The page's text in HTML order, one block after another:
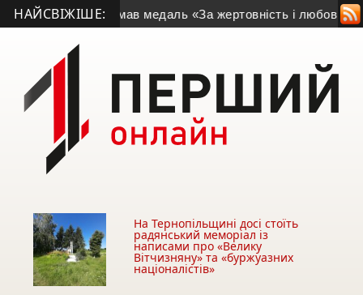
НАЙСВІЖІШЕ:
Заліщиків отримав медаль «За жертовність і любов до
На Тернопільщині досі стоїть
радянський меморіал із
написами про «Велику
Вітчизняну» та «буржуазних
націоналістів»